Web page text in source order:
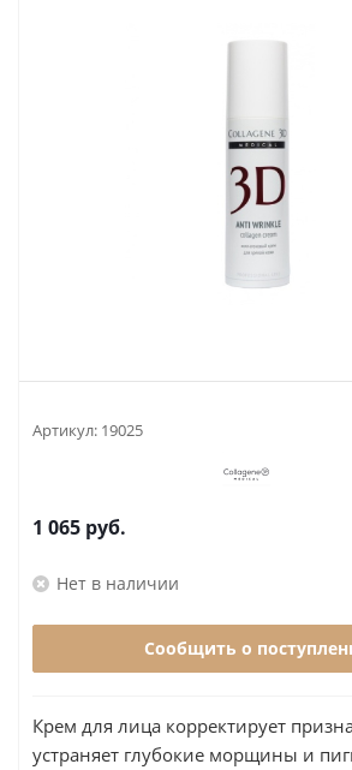
Артикул: 19025
1 065 руб.
Нет в наличии
Сообщить о
Крем для лица корректирует
устраняет глубокие морщины и